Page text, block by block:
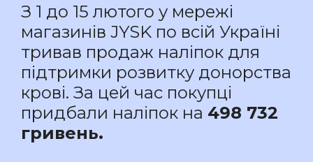
З 1 до 15 лютого у мережі
магазинів JYSK по всій Україні
тривав продаж наліпок для
підтримки розвитку донорства
крові. За цей час покупці
придбали наліпок на 498 732
гривень.